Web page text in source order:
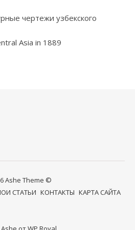
чертежи узбекского
Asia in 1889
Ashe Theme ©
СТАТЬИ КОНТАКТЫ КАРТА САЙТА